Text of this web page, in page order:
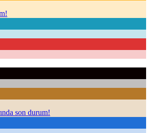
son durum!